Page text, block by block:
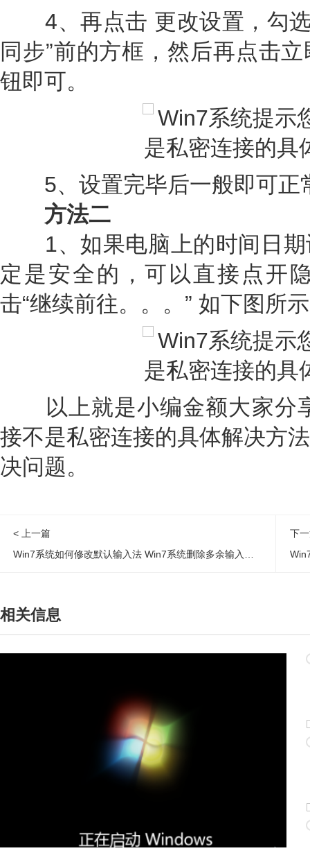
4、再点击 更改设置，勾选
同步”前的方框，然后再点击
钮即可。
5、设置完毕后一般即可正
方法二
1、如果电脑上的时间日期
定是安全的，可以直接点开
击“继续前往。。。” 如下图所
以上就是小编金额大家分
接不是私密连接的具体解决方
决问题。
< 上一篇
下
相关信息